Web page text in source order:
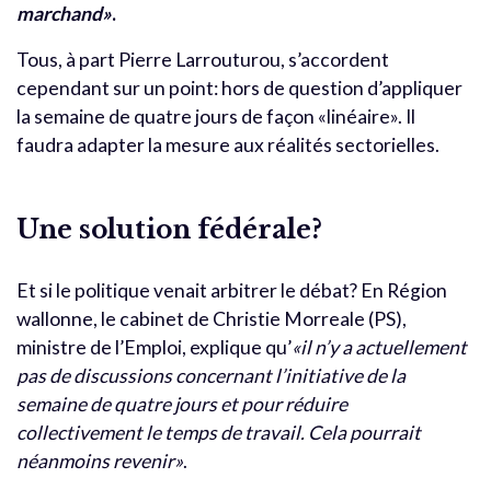
marchand».
Tous, à part Pierre Larrouturou, s’accordent
cependant sur un point: hors de question d’appliquer
la semaine de quatre jours de façon «linéaire». Il
faudra adapter la mesure aux réalités sectorielles.
Une solution fédérale?
Et si le politique venait arbitrer le débat? En Région
wallonne, le cabinet de Christie Morreale (PS),
ministre de l’Emploi, explique qu’«il n’y a actuellement
pas de discussions concernant l’initiative de la
semaine de quatre jours et pour réduire
collectivement le temps de travail. Cela pourrait
néanmoins revenir».